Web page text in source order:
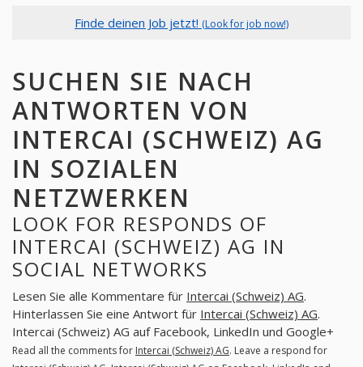
Finde deinen Job jetzt! (Look for job now!)
SUCHEN SIE NACH
ANTWORTEN VON
INTERCAI (SCHWEIZ) AG
IN SOZIALEN
NETZWERKEN
LOOK FOR RESPONDS OF
INTERCAI (SCHWEIZ) AG IN
SOCIAL NETWORKS
Lesen Sie alle Kommentare für Intercai (Schweiz) AG.
Hinterlassen Sie eine Antwort für Intercai (Schweiz) AG.
Intercai (Schweiz) AG auf Facebook, LinkedIn und Google+
Read all the comments for Intercai (Schweiz) AG. Leave a respond for